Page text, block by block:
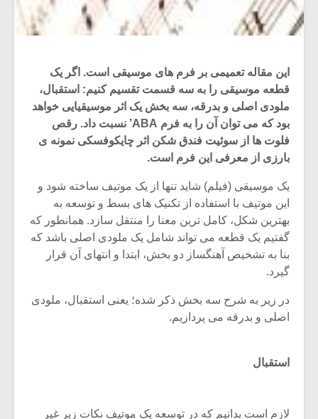
این مقاله تعمیمی بر فرم های موسیقی است. اگر یک
قطعه موسیقی را به سه قسمت تقسیم کنیم: استقبال،
ملودی اصلی و بدرقه، سه بخش یک اثر موسیقیایی خواهد
بود که می توان آن را به فرم ABA’ نسبت داد. رقص
فلوت ها از سوئیت فندق شکن اثر چایکوفسکی نمونه ی
بارزی از معرفی این فرم است.
یک موسیقی (فیلم) شاید تنها از یک موتیف ساخته شود و
این موتیف با استفاده از تکنیک های بسط و توسعه به
بهترین شکل، کامل ترین معنا را منتقل سازد. همانطور که
گفتیم یک قطعه می تواند شامل یک ملودی اصلی باشد که
بنا به تشخیص آهنگساز دو بخش، ابتدا و انتهای آن قرار
گیرد.
در زیر به شرح سه بخش ذکر شده؛ یعنی استقبال، ملودی
اصلی و بدرقه می پردازیم.
استقبال
لازم است بدانیم که در توسعه یک موتیف نکات زیر غیر